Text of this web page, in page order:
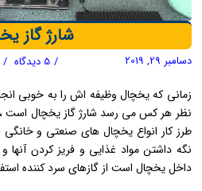
شارژ گاز
دسامبر 29, 2019 / 5 دیدگاه /
زمانی که یخچال وظیفه اش را به خوبی
نظر هر کس می رسد شارژ گاز یخچال
طرز کار انواع یخچال های صنعتی و
نگه داشتن مواد غذایی و فریز کردن
داخل یخچال است از گازهای سرد کننده